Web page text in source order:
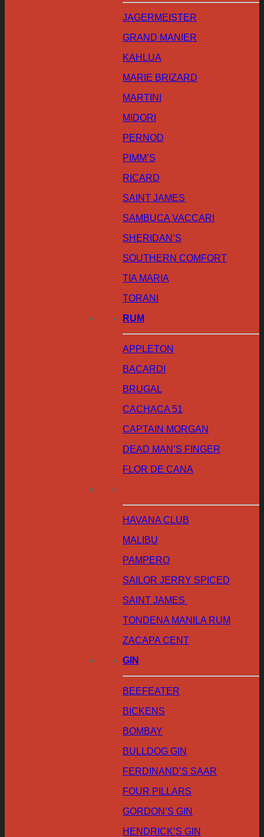
JAGERMEISTER
GRAND MANIER
KAHLUA
MARIE BRIZARD
MARTINI
MIDORI
PERNOD
PIMM’S
RICARD
SAINT JAMES
SAMBUCA VACCARI
SHERIDAN’S
SOUTHERN COMFORT
TIA MARIA
TORANI
RUM
APPLETON
BACARDI
BRUGAL
CACHACA 51
CAPTAIN MORGAN
DEAD MAN’S FINGER
FLOR DE CANA
HAVANA CLUB
MALIBU
PAMPERO
SAILOR JERRY SPICED
SAINT JAMES
TONDENA MANILA RUM
ZACAPA CENT
GIN
BEEFEATER
BICKENS
BOMBAY
BULLDOG GIN
FERDINAND’S SAAR
FOUR PILLARS
GORDON’S GIN
HENDRICK’S GIN